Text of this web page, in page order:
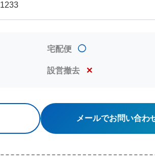
1233
宅配便 ◯
設営撤去 ✕
メールでお問い合わ